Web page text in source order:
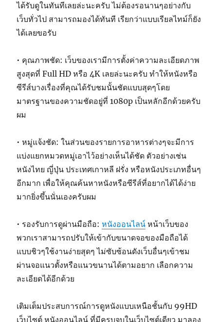
ได้รับดูในทันทีเลยล่ะนะครับ ไม่ต้องรอนานๆอย่างกับ
เว็บทั่วไป สามารถมองได้ทันที เรียกว่าแบบเรียลไทม์ก็ยัง
ได้เลยขอรับ
• คุณภาพชัด: เว็บของเรามีการตั้งค่าความละเอียดภาพ
สูงสุดที่ Full HD หรือ 4K เลยล่ะนะครับ ทำให้หนังหรือ
ซีรีส์บางเรื่องที่คุณได้รับชมนั้นชัดแบบสุดๆโดย
มาตรฐานของความชัดอยู่ที่ 1080p เป็นหลักอีกด้วยครับ
ผม
• หมู่แจ้งชัด: ในส่วนของรายการอาหารต่างๆจะมีการ
แบ่งแยกหมวดหมู่เอาไว้อย่างเห็นได้ชัด ตัวอย่างเช่น
หนังไทย ญี่ปุ่น ประเทศเกาหลี ฝรั่ง หรือหนังประเภทอื่นๆ
อีกมาก เพื่อให้คุณค้นหาหนังหรือซีรีส์ที่อยากได้ได้ง่าย
มากยิ่งขึ้นนั่นเองครับผม
• รองรับการดูผ่านมือถือ:หนังออนไลน์ หน้าเว็บของ
พวกเราสามารถปรับให้เข้ากับขนาดจอของมือถือได้
แบบชิวๆใช้งานง่ายสุดๆ ไม่ซับซ้อนดังเว็บอื่นๆเข้าชม
ผ่านจอแนวตั้งหรือแนวขนานได้ตามอยาก เลือกความ
ละเอียดได้อีกด้วย
เติมเต็มประสบการณ์การดูหนังแบบเหนือชั้นกับ 99HD
เว็บไซต์ หนังออนไลน์ ที่มีครบจบในเว็บไซต์เดียว มาลอง